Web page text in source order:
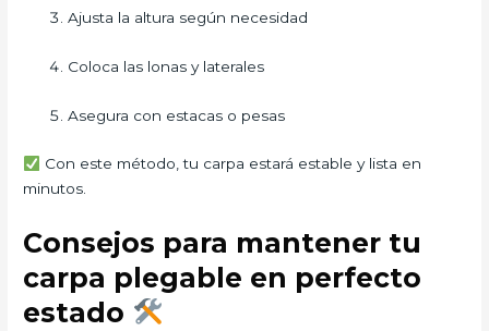
Ajusta la altura según necesidad
Coloca las lonas y laterales
Asegura con estacas o pesas
Con este método, tu carpa estará estable y lista en
minutos.
Consejos para mantener tu
carpa plegable en perfecto
estado